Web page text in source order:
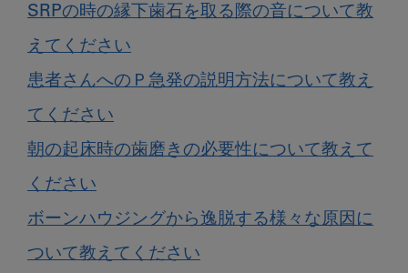
SRPの時の縁下歯石を取る際の音について教
えてください
患者さんへのＰ急発の説明方法について教え
てください
朝の起床時の歯磨きの必要性について教えて
ください
ボーンハウジングから逸脱する様々な原因に
ついて教えてください